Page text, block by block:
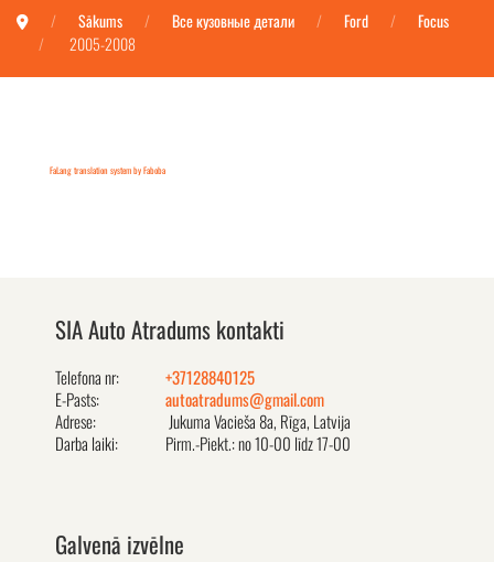
Sākums Все кузовные детали Ford
Focus
2005-2008
FaLang translation system by Faboba
SIA Auto Atradums kontakti
Telefona nr:
+37128840125
E-Pasts:
autoatradums@gmail.com
Adrese:
Jukuma Vacieša 8a, Rīga, Latvija
Darba laiki:
Pirm.-Piekt.: no 10-00 līdz 17-00
Galvenā izvēlne